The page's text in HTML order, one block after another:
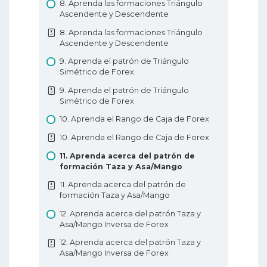
12. Metodos de Triples de Levantamiento y
Caida
Comprender la gráfico de velas
8. Aprenda las formaciones Triángulo
Ascendente y Descendente
8. Aprenda las formaciones Triángulo
Ascendente y Descendente
9. Aprenda el patrón de Triángulo
Simétrico de Forex
9. Aprenda el patrón de Triángulo
Simétrico de Forex
10. Aprenda el Rango de Caja de Forex
10. Aprenda el Rango de Caja de Forex
11. Aprenda acerca del patrón de
formación Taza y Asa/Mango
11. Aprenda acerca del patrón de
formación Taza y Asa/Mango
12. Aprenda acerca del patrón Taza y
Asa/Mango Inversa de Forex
12. Aprenda acerca del patrón Taza y
Asa/Mango Inversa de Forex